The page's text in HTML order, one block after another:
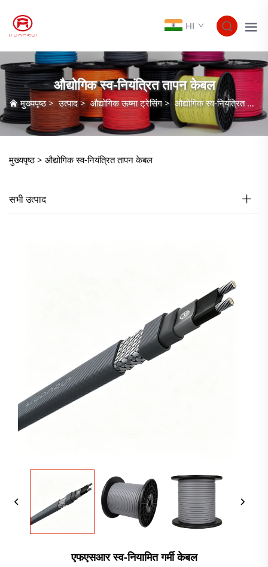
HI
औद्योगिक स्व-नियंत्रित तापन केबल
मुख्यपृष्ठ>उत्पाद>औद्योगिक ऊष्मा ट्रेसिंग> औद्योगिक स्व-नियंत्रित तापन केबल
मुख्यपृष्ठ > औद्योगिक स्व-नियंत्रित तापन केबल
सभी उत्पाद
एफएसआर स्व-नियामित गर्मी केबल